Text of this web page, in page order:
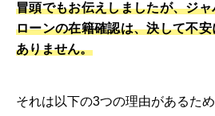
冒頭でもお伝えしましたが、ジ
ローンの在籍確認は、決して不
ありません。
それは以下の3つの理由があるため